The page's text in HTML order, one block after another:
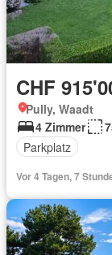
CHF
Pully, Waadt
4 Zimmer
Parkplatz
Vor 4 Tagen, 7